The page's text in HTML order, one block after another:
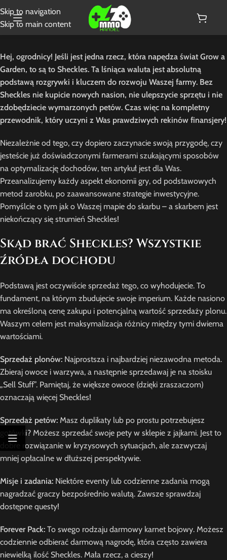
Skip to navigation
Skip to main content
Hej, ogrodnicy! Jeśli jest jedna rzecz, która napędza świat Grow a
Garden, to są to Sheckles. Ta lśniąca waluta jest absolutną
podstawą rozgrywki i kluczem do rozwoju Waszej farmy. Bez
Sheckles nie kupicie nowych nasion, nie ulepszycie sprzętu i nie
zdobędziecie wymarzonych petów. Czas więc na kompletny
przewodnik, który uczyni z Was prawdziwych rekinów finansjery!
Niezależnie od tego, czy dopiero zaczynacie swoją przygodę, czy
jesteście już doświadczonymi farmerami szukającymi sposobów
na optymalizację dochodów, ten artykuł jest dla Was.
Przeanalizujemy każdy aspekt ekonomii gry, od podstawowych
metod zarobku, po zaawansowane strategie inwestycyjne.
Pomyślcie o tym jak o Waszej mapie do skarbu – a skarbem jest
niekończący się strumień Sheckles!
Skąd brać Sheckles? Wszystkie
źródła dochodu
Podstawą jest oczywiście sprzedaż tego, co wyhodujecie. To
fundament, na którym zbudujecie swoje imperium. Każde nasiono
ma określoną cenę zakupu i potencjalną wartość sprzedaży plonu.
Waszym celem jest maksymalizacja różnicy między tymi dwiema
wartościami.
Sprzedaż plonów: Najprostsza i najbardziej niezawodna metoda.
Zbieraj owoce i warzywa, a następnie sprzedawaj je na stoisku
„Sell Stuff”. Pamiętaj, że większe owoce (dzięki zraszaczom)
oznaczają więcej Sheckles!
Sprzedaż petów: Masz duplikaty lub po prostu potrzebujesz
gotówki? Możesz sprzedać swoje pety w sklepie z jajkami. Jest to
dobre rozwiązanie w kryzysowych sytuacjach, ale zazwyczaj
mniej opłacalne w dłuższej perspektywie.
Misje i zadania: Niektóre eventy lub codzienne zadania mogą
nagradzać graczy bezpośrednio walutą. Zawsze sprawdzaj
dostępne questy!
Forever Pack: To swego rodzaju darmowy karnet bojowy. Możesz
codziennie odbierać darmową nagrodę, która często zawiera
niewielką ilość Sheckles. Mała rzecz, a cieszy!